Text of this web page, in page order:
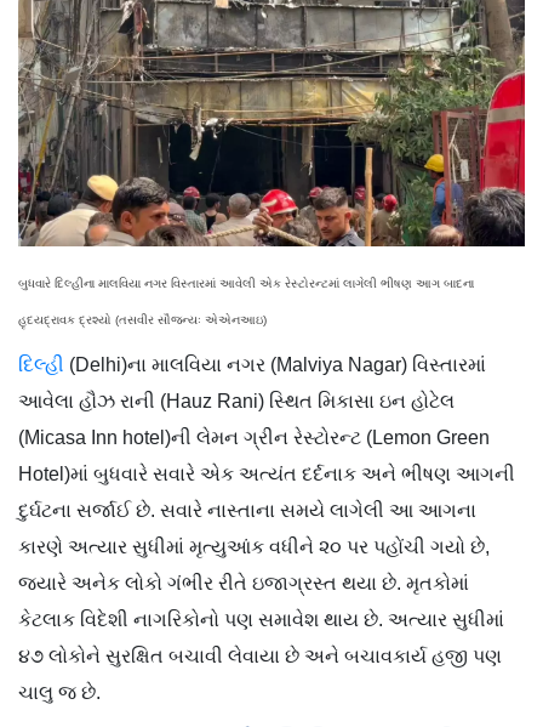
બુધવારે દિલ્હીના માલવિયા નગર વિસ્તારમાં આવેલી એક રેસ્ટોરન્ટમાં લાગેલી ભીષણ આગ બાદના
હૃદયદ્રાવક દ્રશ્યો (તસવીર સૌજન્યઃ એએનઆઇ)
દિલ્હી (Delhi)ના માલવિયા નગર (Malviya Nagar) વિસ્તારમાં
આવેલા હૌઝ રાની (Hauz Rani) સ્થિત મિકાસા ઇન હોટેલ
(Micasa Inn hotel)ની લેમન ગ્રીન રેસ્ટોરન્ટ (Lemon Green
Hotel)માં બુધવારે સવારે એક અત્યંત દર્દનાક અને ભીષણ આગની
દુર્ઘટના સર્જાઈ છે. સવારે નાસ્તાના સમયે લાગેલી આ આગના
કારણે અત્યાર સુધીમાં મૃત્યુઆંક વધીને ૨૦ પર પહોંચી ગયો છે,
જ્યારે અનેક લોકો ગંભીર રીતે ઇજાગ્રસ્ત થયા છે. મૃતકોમાં
કેટલાક વિદેશી નાગરિકોનો પણ સમાવેશ થાય છે. અત્યાર સુધીમાં
૪૭ લોકોને સુરક્ષિત બચાવી લેવાયા છે અને બચાવકાર્ય હજી પણ
ચાલુ જ છે.